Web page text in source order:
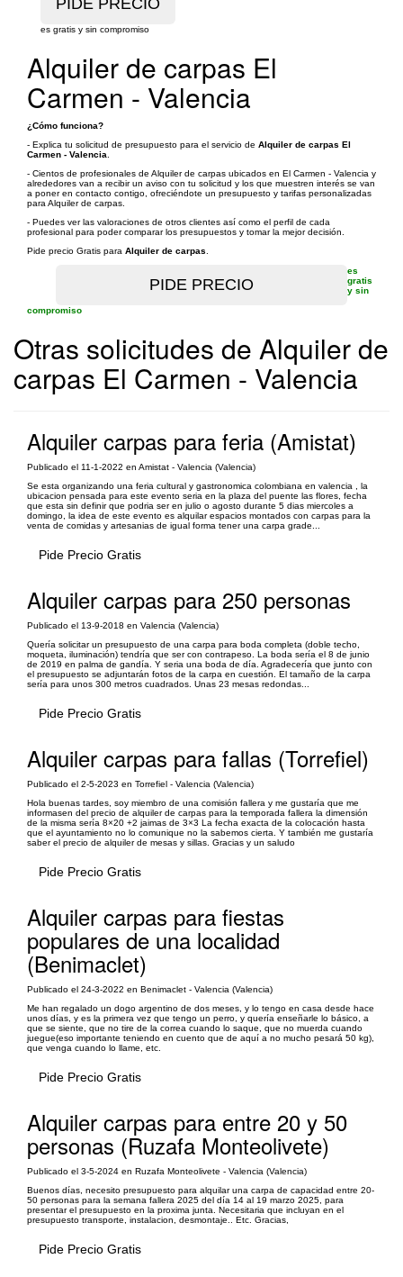
es gratis y sin compromiso
Alquiler de carpas El
Carmen - Valencia
¿Cómo funciona?
- Explica tu solicitud de presupuesto para el servicio de Alquiler de carpas El
Carmen - Valencia
- Cientos de profesionales de Alquiler de carpas ubicados en El Carmen - Valencia y
alrededores van a recibir un aviso con tu solicitud y los que muestren interés se van
a poner en contacto contigo, ofreciéndote un presupuesto y tarifas personalizadas
para Alquiler de carpas.
- Puedes ver las valoraciones de otros clientes así como el perfil de cada
profesional para poder comparar los presupuestos y tomar la mejor decisión.
Pide precio Gratis para Alquiler de carpas
es
gratis
y sin
compromiso
Otras solicitudes de Alquiler de
carpas El Carmen - Valencia
Alquiler carpas para feria (Amistat)
Publicado el 11-1-2022 en Amistat - Valencia (Valencia)
Se esta organizando una feria cultural y gastronomica colombiana en valencia , la
ubicacion pensada para este evento seria en la plaza del puente las flores, fecha
que esta sin definir que podria ser en julio o agosto durante 5 dias miercoles a
domingo, la idea de este evento es alquilar espacios montados con carpas para la
venta de comidas y artesanias de igual forma tener una carpa grade...
Pide Precio Gratis
Alquiler carpas para 250 personas
Publicado el 13-9-2018 en Valencia (Valencia)
Quería solicitar un presupuesto de una carpa para boda completa (doble techo,
moqueta, iluminación) tendría que ser con contrapeso. La boda sería el 8 de junio
de 2019 en palma de gandía. Y seria una boda de día. Agradecería que junto con
el presupuesto se adjuntarán fotos de la carpa en cuestión. El tamaño de la carpa
sería para unos 300 metros cuadrados. Unas 23 mesas redondas...
Pide Precio Gratis
Alquiler carpas para fallas (Torrefiel)
Publicado el 2-5-2023 en Torrefiel - Valencia (Valencia)
Hola buenas tardes, soy miembro de una comisión fallera y me gustaría que me
informasen del precio de alquiler de carpas para la temporada fallera la dimensión
de la misma sería 8×20 +2 jaimas de 3×3 La fecha exacta de la colocación hasta
que el ayuntamiento no lo comunique no la sabemos cierta. Y también me gustaría
saber el precio de alquiler de mesas y sillas. Gracias y un saludo
Pide Precio Gratis
Alquiler carpas para fiestas
populares de una localidad
(Benimaclet)
Publicado el 24-3-2022 en Benimaclet - Valencia (Valencia)
Me han regalado un dogo argentino de dos meses, y lo tengo en casa desde hace
unos días, y es la primera vez que tengo un perro, y quería enseñarle lo básico, a
que se siente, que no tire de la correa cuando lo saque, que no muerda cuando
juegue(eso importante teniendo en cuento que de aquí a no mucho pesará 50 kg),
que venga cuando lo llame, etc.
Pide Precio Gratis
Alquiler carpas para entre 20 y 50
personas (Ruzafa Monteolivete)
Publicado el 3-5-2024 en Ruzafa Monteolivete - Valencia (Valencia)
Buenos días, necesito presupuesto para alquilar una carpa de capacidad entre 20-
50 personas para la semana fallera 2025 del día 14 al 19 marzo 2025, para
presentar el presupuesto en la proxima junta. Necesitaria que incluyan en el
presupuesto transporte, instalacion, desmontaje.. Etc. Gracias,
Pide Precio Gratis